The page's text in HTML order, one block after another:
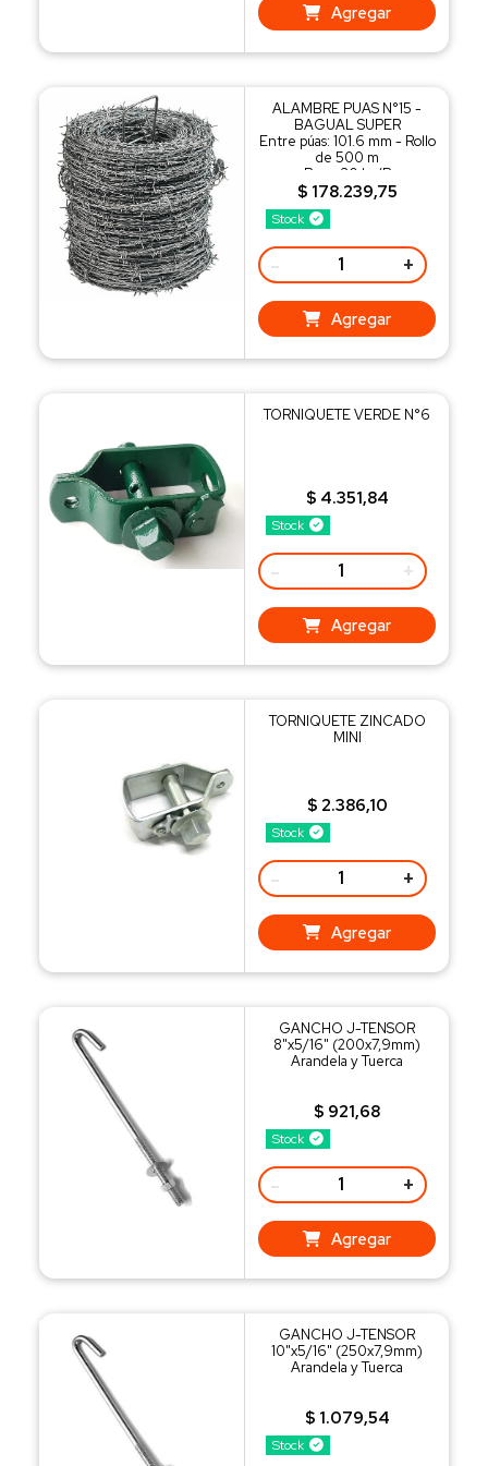
Agregar
Stock
ALAMBRE PUAS N°15 -
BAGUAL SUPER
Entre púas: 101.6 mm - Rollo
de 500 m
Peso: 30 kg/R
$ 178.239,75
- +
Agregar
Stock
TORNIQUETE VERDE N°6
$ 4.351,84
- +
Agregar
Stock
TORNIQUETE ZINCADO
MINI
$ 2.386,10
- +
Agregar
Stock
GANCHO J-TENSOR
8"x5/16" (200x7,9mm)
Arandela y Tuerca
$ 921,68
- +
Agregar
Stock
GANCHO J-TENSOR
10"x5/16" (250x7,9mm)
Arandela y Tuerca
$ 1.079,54